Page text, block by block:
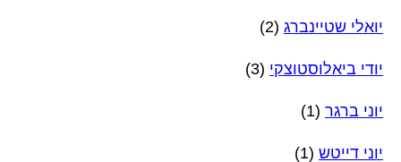
יואלי שטיינברג (2)
יודי ביאלוסטוצקי (3)
יוני ברגר (1)
יוני דייטש (1)